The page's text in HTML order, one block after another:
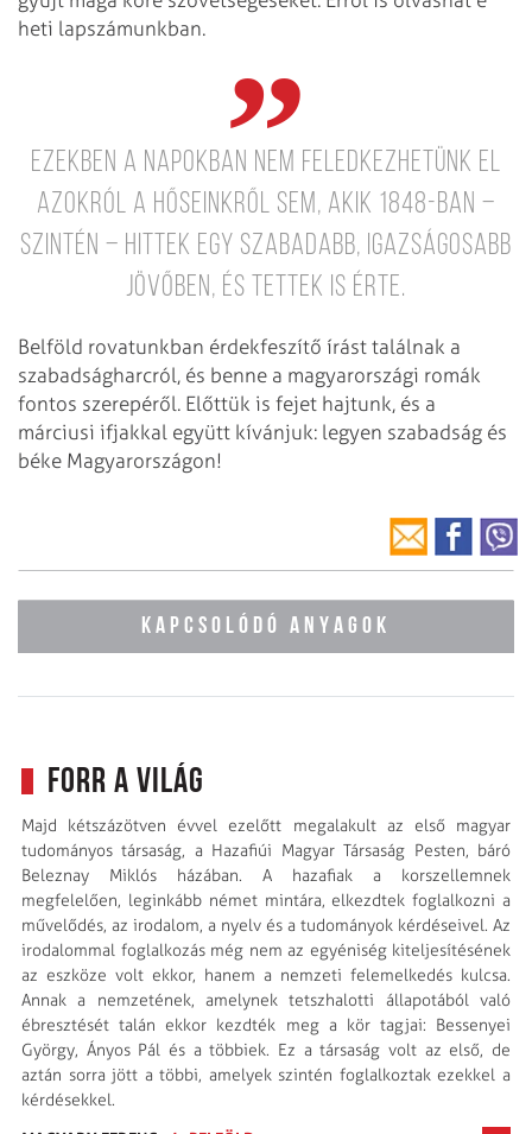
heti lapszámunkban.
Ezekben a napokban nem feledkezhetünk el
azokról a hőseinkről sem, akik 1848-ban –
szintén – hittek egy szabadabb, igazságosabb
jövőben, és tettek is érte.
Belföld rovatunkban érdekfeszítő írást találnak a
szabadságharcról, és benne a magyarországi romák
fontos szerepéről. Előttük is fejet hajtunk, és a
márciusi ifjakkal együtt kívánjuk: legyen szabadság és
béke Magyarországon!
KAPCSOLÓDÓ ANYAGOK
Forr a világ
Majd kétszázötven évvel ezelőtt megalakult az első magyar
tudományos társaság, a Hazafiúi Magyar Társaság Pesten, báró
Beleznay Miklós házában. A hazafiak a korszellemnek
megfelelően, leginkább német mintára, elkezdtek foglalkozni a
művelődés, az irodalom, a nyelv és a tudományok kérdéseivel. Az
irodalommal foglalkozás még nem az egyéniség kiteljesítésének
az eszköze volt ekkor, hanem a nemzeti felemelkedés kulcsa.
Annak a nemzetének, amelynek tetszhalotti állapotából való
ébresztését talán ekkor kezdték meg a kör tagjai: Bessenyei
György, Ányos Pál és a többiek. Ez a társaság volt az első, de
aztán sorra jött a többi, amelyek szintén foglalkoztak ezekkel a
kérdésekkel.